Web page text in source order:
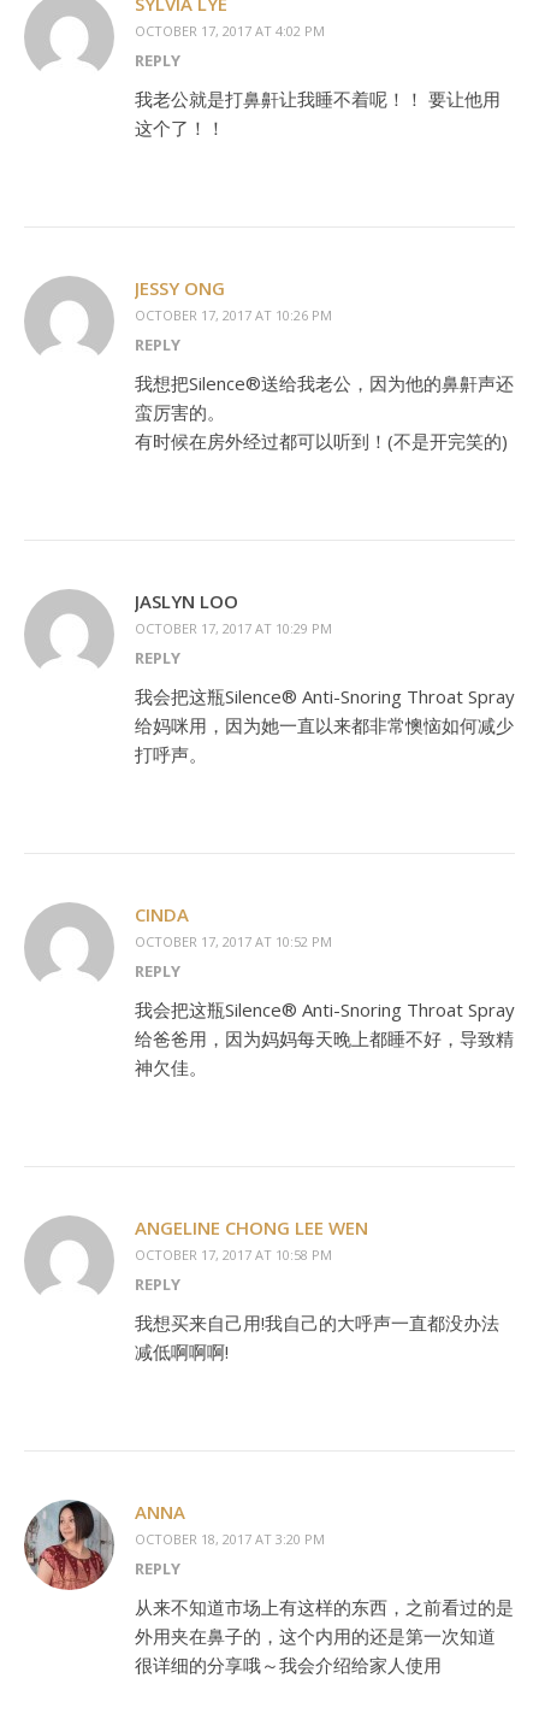
OCTOBER 17, 2017 AT 4:02 PM
REPLY
我老公就是打鼻鼾让我睡不着呢！！ 要让他用
这个了！！
JESSY ONG
OCTOBER 17, 2017 AT 10:26 PM
REPLY
我想把Silence®送给我老公，因为他的鼻鼾声还
蛮厉害的。
有时候在房外经过都可以听到！(不是开完笑的)
JASLYN LOO
OCTOBER 17, 2017 AT 10:29 PM
REPLY
我会把这瓶Silence® Anti-Snoring Throat Spray
给妈咪用，因为她一直以来都非常懊恼如何减少
打呼声。
CINDA
OCTOBER 17, 2017 AT 10:52 PM
REPLY
我会把这瓶Silence® Anti-Snoring Throat Spray
给爸爸用，因为妈妈每天晚上都睡不好，导致精
神欠佳。
ANGELINE CHONG LEE WEN
OCTOBER 17, 2017 AT 10:58 PM
REPLY
我想买来自己用!我自己的大呼声一直都没办法
减低啊啊啊!
ANNA
OCTOBER 18, 2017 AT 3:20 PM
REPLY
从来不知道市场上有这样的东西，之前看过的是
外用夹在鼻子的，这个内用的还是第一次知道
很详细的分享哦～我会介绍给家人使用